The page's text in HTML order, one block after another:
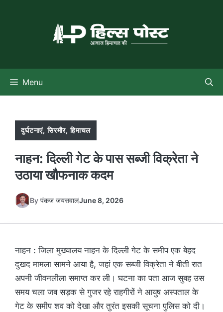
Menu
दुर्घटनाएं,सिरमौर,हिमाचल
नाहन: दिल्ली गेट के पास सब्जी विक्रेता ने
उठाया खौफनाक कदम
By पंकज जयसवालJune 8, 2026
नाहन : जिला मुख्यालय नाहन के दिल्ली गेट के समीप एक बेहद
दुखद मामला सामने आया है, जहां एक सब्जी विक्रेता ने बीती रात
अपनी जीवनलीला समाप्त कर ली। घटना का पता आज सुबह उस
समय चला जब सड़क से गुजर रहे राहगीरों ने आयुष अस्पताल के
गेट के समीप शव को देखा और तुरंत इसकी सूचना पुलिस को दी।